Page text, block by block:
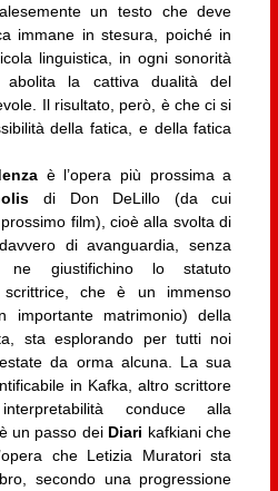
un testo che deve
immane in stesura, poiché in
linguistica, in ogni sonorità
abolita la cattiva dualità del
Il risultato, però, è che ci si
della fatica, e della fatica
è l’opera più prossima a
di Don DeLillo (da cui
film), cioè alla svolta di
di avanguardia, senza
ne giustifichino lo statuto
scrittrice, che è un immenso
importante matrimonio) della
sta esplorando per tutti noi
da orma alcuna. La sua
in Kafka, altro scrittore
conduce alla
un passo dei Diari kafkiani che
che Letizia Muratori sta
secondo una progressione